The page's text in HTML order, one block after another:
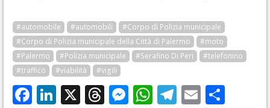
#automobile #automobili
#Corpo di Polizia municipale
#Corpo di Polizia municipale della Città di Palermo
#moto
#Palermo
#Polizia municipale #Serafino Di Peri
#telefonino
#traffico
#viabilità #vigili
Facebook
LinkedIn
X Threads
Messenger
WhatsApp
Telegram
Email